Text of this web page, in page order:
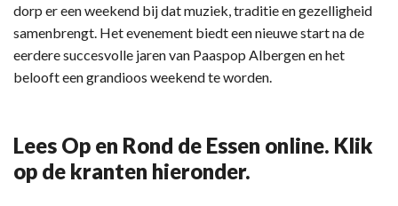
dorp er een weekend bij dat muziek, traditie en gezelligheid
samenbrengt. Het evenement biedt een nieuwe start na de
eerdere succesvolle jaren van Paaspop Albergen en het
belooft een grandioos weekend te worden.
Lees Op en Rond de Essen online. Klik
op de kranten hieronder.